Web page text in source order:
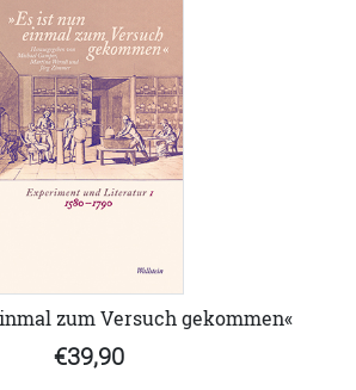
zum Versuch gekommen«
€39,90